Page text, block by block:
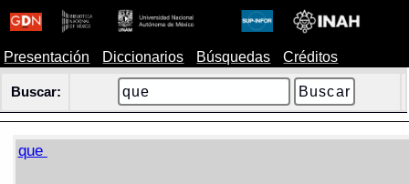
Presentación Diccionarios Búsquedas Créditos
Buscar:
que